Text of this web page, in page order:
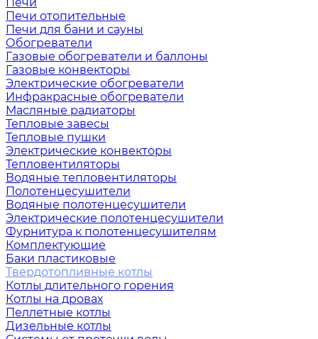
Печи отопительные
Печи для бани и сауны
Обогреватели
Газовые обогреватели и баллоны
Газовые конвекторы
Электрические обогреватели
Инфракрасные обогреватели
Масляные радиаторы
Тепловые завесы
Тепловые пушки
Электрические конвекторы
Тепловентиляторы
Водяные тепловентиляторы
Полотенцесушители
Водяные полотенцесушители
Электрические полотенцесушители
Фурнитура к полотенцесушителям
Комплектующие
Баки пластиковые
Твердотопливные котлы
Котлы длительного горения
Котлы на дровах
Пеллетные котлы
Дизельные котлы